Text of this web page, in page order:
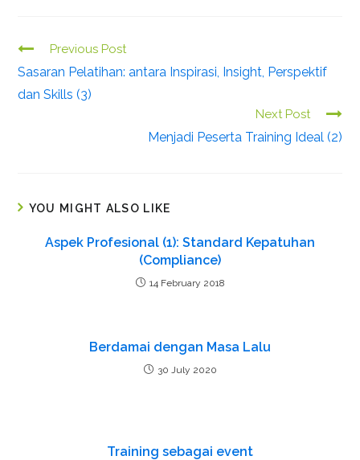
C
o
n
e
Previous Post
Sasaran Pelatihan: antara Inspirasi, Insight, Perspektif
dan Skills (3)
Next Post
Menjadi Peserta Training Ideal (2)
YOU MIGHT ALSO LIKE
Aspek Profesional (1): Standard Kepatuhan
(Compliance)
14 February 2018
Berdamai dengan Masa Lalu
30 July 2020
Training sebagai event